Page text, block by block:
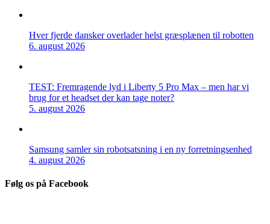
Hver fjerde dansker overlader helst græsplænen til robotten
6. august 2026
TEST: Fremragende lyd i Liberty 5 Pro Max – men har vi
brug for et headset der kan tage noter?
5. august 2026
Samsung samler sin robotsatsning i en ny forretningsenhed
4. august 2026
Følg os på Facebook